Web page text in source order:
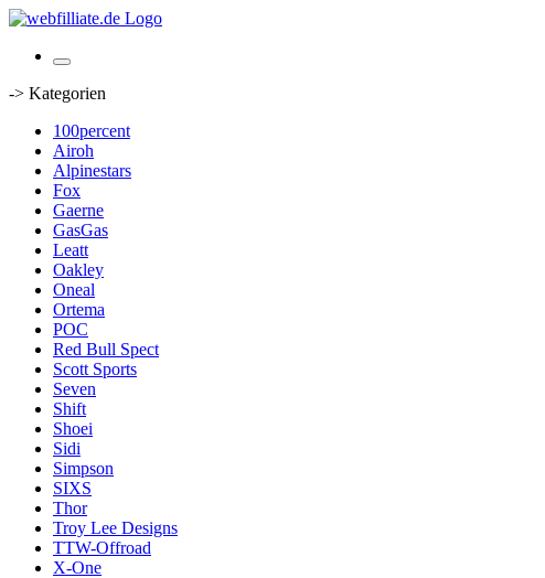
-> Kategorien
100percent
Airoh
Alpinestars
Fox
Gaerne
GasGas
Leatt
Oakley
Oneal
Ortema
POC
Red Bull Spect
Scott Sports
Seven
Shift
Shoei
Sidi
Simpson
SIXS
Thor
Troy Lee Designs
TTW-Offroad
X-One